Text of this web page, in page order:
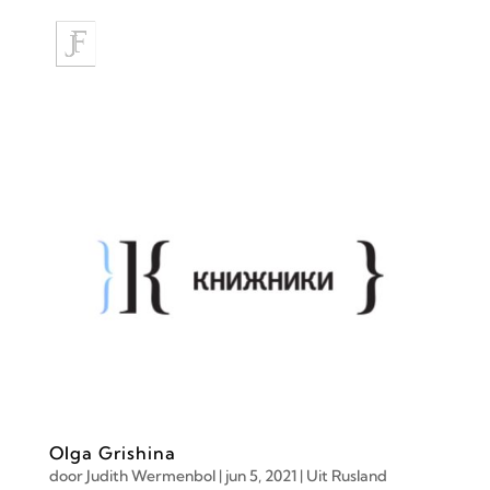
Olga Grishina
door Judith Wermenbol| jun 5, 2021| Uit Rusland